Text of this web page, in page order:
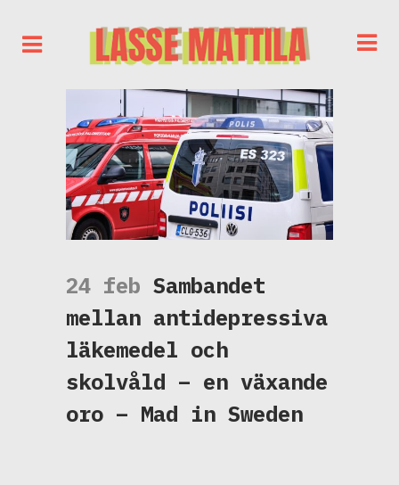
24 feb Sambandet
mellan antidepressiva
läkemedel och
skolvåld – en växande
oro – Mad in Sweden